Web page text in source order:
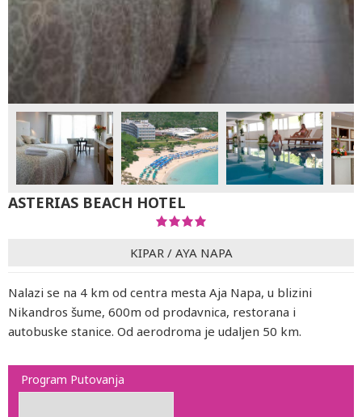
ASTERIAS BEACH HOTEL
KIPAR / AYA NAPA
Nalazi se na 4 km od centra mesta Aja Napa, u blizini
Nikandros šume, 600m od prodavnica, restorana i
autobuske stanice. Od aerodroma je udaljen 50 km.
Program Putovanja